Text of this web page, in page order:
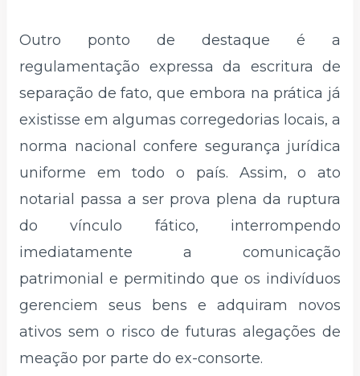
Outro ponto de destaque é a
regulamentação expressa da escritura de
separação de fato, que embora na prática já
existisse em algumas corregedorias locais, a
norma nacional confere segurança jurídica
uniforme em todo o país. Assim, o ato
notarial passa a ser prova plena da ruptura
do vínculo fático, interrompendo
imediatamente a comunicação
patrimonial e permitindo que os indivíduos
gerenciem seus bens e adquiram novos
ativos sem o risco de futuras alegações de
meação por parte do ex-consorte.